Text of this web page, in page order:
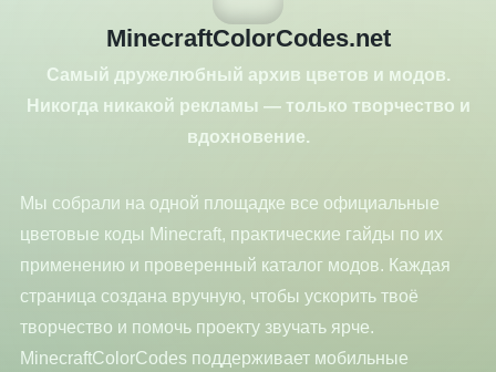
MinecraftColorCodes.net
Самый дружелюбный архив цветов и модов.
Никогда никакой рекламы — только творчество и
вдохновение.
Мы собрали на одной площадке все официальные
цветовые коды Minecraft, практические гайды по их
применению и проверенный каталог модов. Каждая
страница создана вручную, чтобы ускорить твоё
творчество и помочь проекту звучать ярче.
MinecraftColorCodes поддерживает мобильные